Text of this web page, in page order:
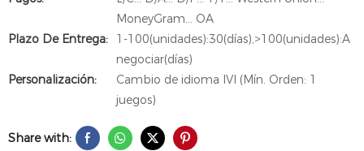
MoneyGram... OA
Plazo De Entrega:
1-100(unidades):30(días),>100(unidades):A
negociar(días)
Personalización:
Cambio de idioma IVI (Mín. Orden: 1
juegos)
Share with: